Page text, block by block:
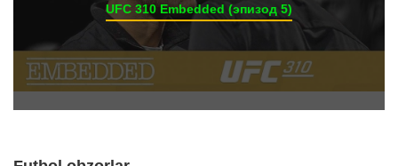
UFC 310 Embedded (эпизод 5)